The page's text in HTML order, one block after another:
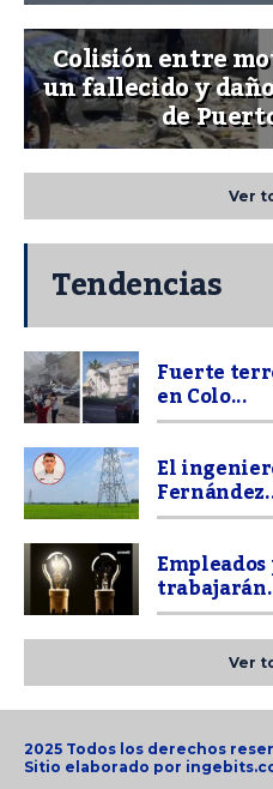
Colisión entre
un fallecido y
de
Ver
Tendencias
Fuerte
en Colo...
El
Ver
2025 Todos los derechos
Sitio elaborado por